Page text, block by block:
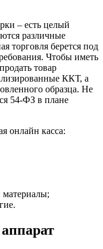
– есть целый
различные
торговля берется под
Чтобы иметь
товар
ККТ, а
образца. Не
54-ФЗ в плане
онлайн касса:
материалы;